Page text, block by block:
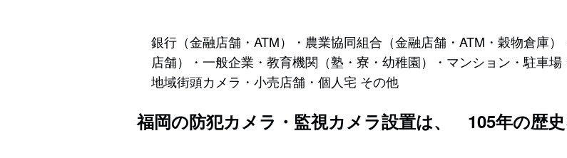
銀行（金融店舗・ATM）・農業協同組合（金融店舗・ATM・穀物倉庫
店舗）・一般企業・教育機関（塾・寮・幼稚園）・マンション・駐車
地域街頭カメラ・小売店舗・個人宅 その他
福岡の防犯カメラ・監視カメラ設置は、 105年の歴